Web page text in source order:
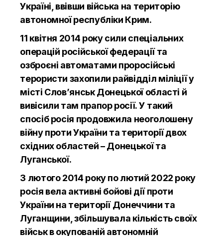
Україні, ввівши війська на територію
автономної республіки Крим.
11 квітня 2014 року сили спеціальних
операцій російської федерації та
озброєні автоматами проросійські
терористи захопили райвідділ міліції у
місті Слов’янськ Донецької області й
вивісили там прапор росії. У такий
спосіб росія продовжила неоголошену
війну проти України та території двох
східних областей – Донецької та
Луганської.
З лютого 2014 року по лютий 2022 року
росія вела активні бойові дії проти
України на території Донеччини та
Луганщини, збільшувала кількість своїх
військ в окупованій автономній